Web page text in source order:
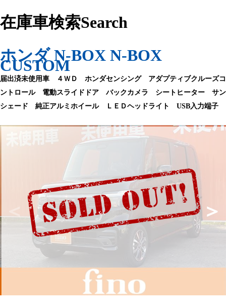
在庫車検索Search
ホンダ N-BOX N-BOX
CUSTOM
届出済未使用車 ４ＷＤ ホンダセンシング アダプティブクルーズコ
ントロール 電動スライドドア バックカメラ シートヒーター サン
シェード 純正アルミホイール ＬＥＤヘッドライト USB入力端子
＜ ＞